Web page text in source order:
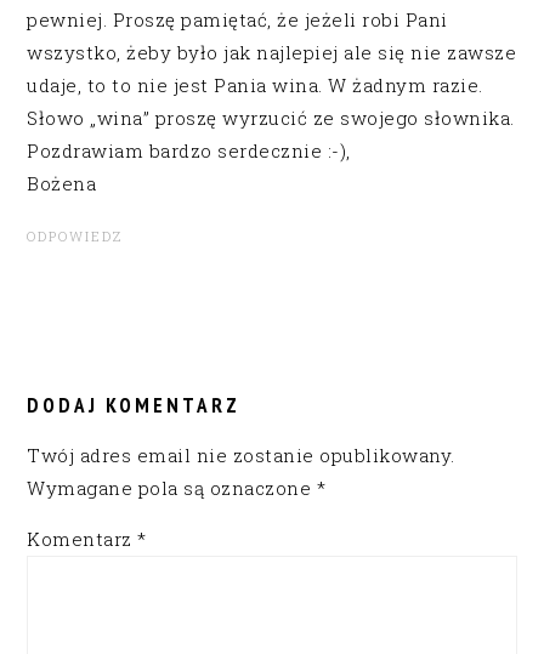
pewniej. Proszę pamiętać, że jeżeli robi Pani
wszystko, żeby było jak najlepiej ale się nie zawsze
udaje, to to nie jest Pania wina. W żadnym razie.
Słowo „wina” proszę wyrzucić ze swojego słownika.
Pozdrawiam bardzo serdecznie :-),
Bożena
ODPOWIEDZ
DODAJ KOMENTARZ
Twój adres email nie zostanie opublikowany.
Wymagane pola są oznaczone *
Komentarz*